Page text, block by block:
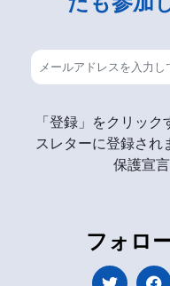
「登録」をクリッ
スレターに登録され
保護宣
フォロ